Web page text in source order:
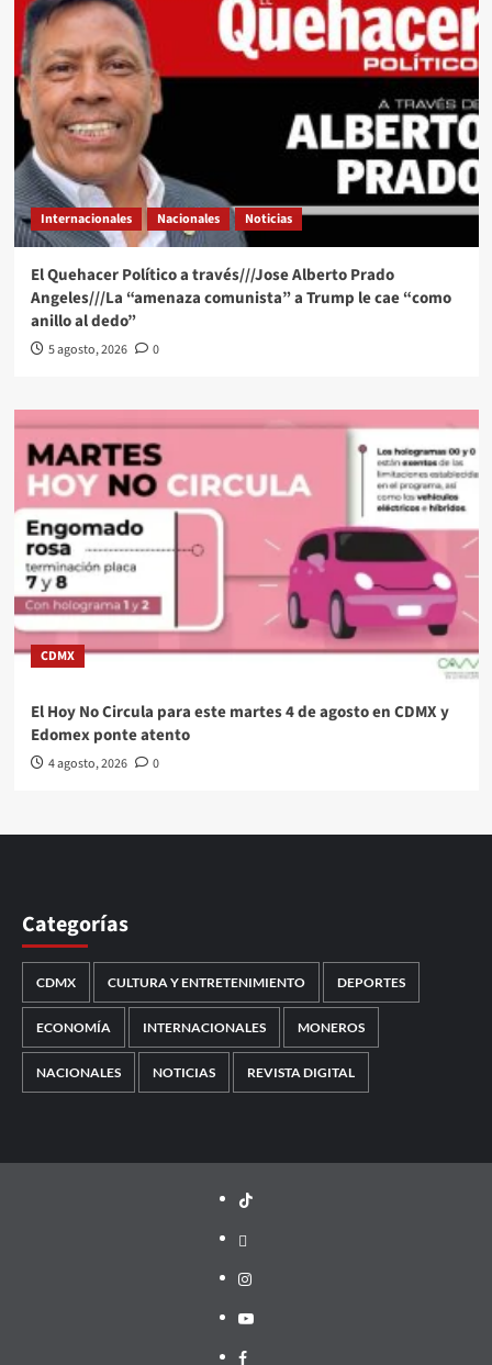
Internacionales Nacionales Noticias
El Quehacer Político a través///Jose Alberto Prado
Angeles///La “amenaza comunista” a Trump le cae “como
anillo al dedo”
5 agosto, 2026 0
CDMX
El Hoy No Circula para este martes 4 de agosto en CDMX y
Edomex ponte atento
4 agosto, 2026 0
Categorías
CDMX CULTURA Y ENTRETENIMIENTO DEPORTES
ECONOMÍA INTERNACIONALES MONEROS
NACIONALES NOTICIAS REVISTA DIGITAL
TikTok
threads
Instagram
Youtube
Facebook